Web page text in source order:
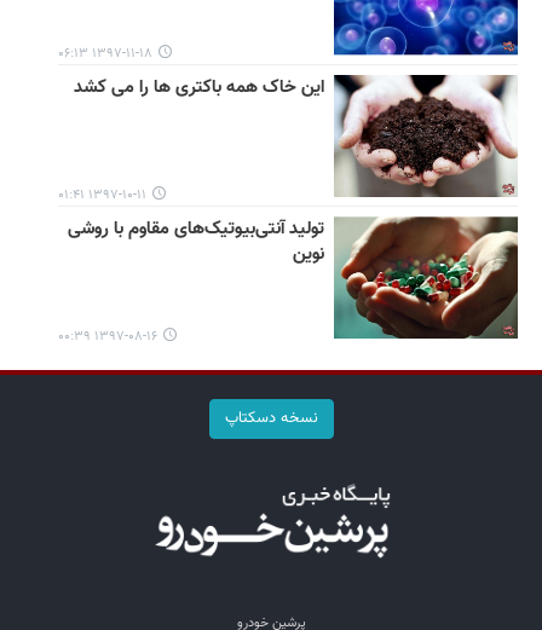
۱۳۹۷-۱۱-۱۸ ۰۶:۱۳
این خاک همه باکتری ها را می کشد
۱۳۹۷-۱۰-۱۱ ۰۱:۴۱
تولید آنتی‌بیوتیک‌های مقاوم با روشی
نوین
۱۳۹۷-۰۸-۱۶ ۰۰:۳۹
نسخه دسکتاپ
پرشین خودرو